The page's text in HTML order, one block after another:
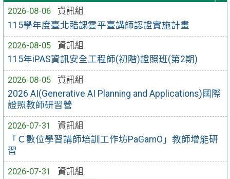
2026-08-06
資訊組
115學年度臺北酷課雲平臺講師認證實施計畫
2026-08-05
資訊組
115年iPAS資訊安全工程師(初階)證照班(第2期)
2026-08-05
資訊組
2026 AI(Generative AI Planning and Applications)國際
證照教師研習營
2026-07-31
資訊組
「Ｃ數位學習講師培訓工作坊PaGamO」教師增能研
習
2026-07-31
資訊組